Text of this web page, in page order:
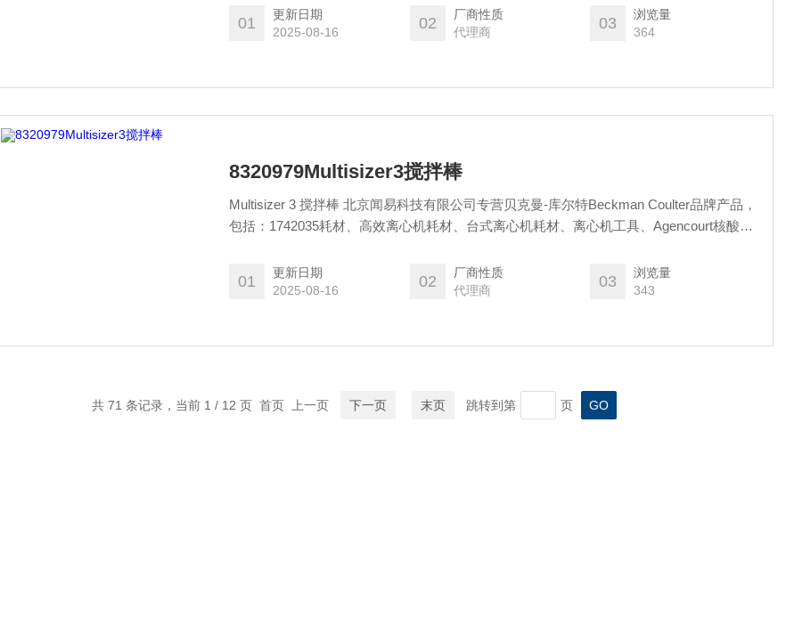
仪试剂耗材和软件、MD美谷分子酶标板/微孔板。
01
更新日期
2025-08-16
02
厂商性质
代理商
03
浏览量
364
8320979Multisizer3搅拌棒
Multisizer 3 搅拌棒 北京闻易科技有限公司专营贝克曼-库尔特Beckman Coulter品牌产品，
包括：1742035耗材、高效离心机耗材、台式离心机耗材、离心机工具、Agencourt核酸提
MD美谷分子酶标板/微孔板。
01
更新日期
2025-08-16
02
厂商性质
代理商
03
浏览量
343
共 71 条记录，当前 1 / 12 页 首页 上一页 下一页 末页 跳转到第 页